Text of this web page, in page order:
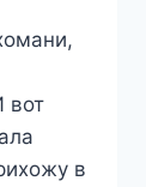
вот
в